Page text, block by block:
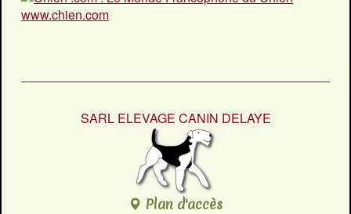
www.chien.com
SARL ELEVAGE CANIN DELAYE
Plan d'accès